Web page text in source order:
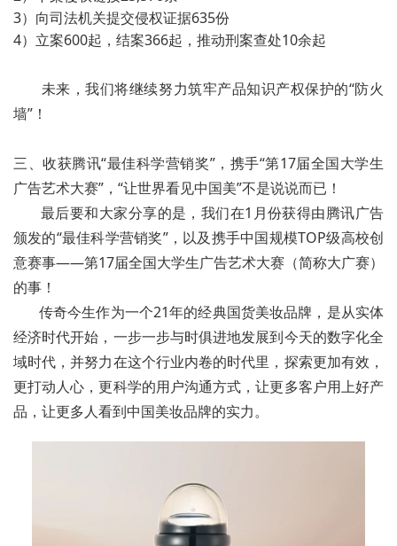
3）向司法机关提交侵权证据635份
4）立案600起，结案366起，推动刑案查处10余起
未来，我们将继续努力筑牢产品知识产权保护的“防火
墙”！
三、收获腾讯“最佳科学营销奖”，携手“第17届全国大学生
广告艺术大赛”，“让世界看见中国美”不是说说而已！
最后要和大家分享的是，我们在1月份获得由腾讯广告
颁发的“最佳科学营销奖”，以及携手中国规模TOP级高校创
意赛事——第17届全国大学生广告艺术大赛（简称大广赛）
的事！
传奇今生作为一个21年的经典国货美妆品牌，是从实体
经济时代开始，一步一步与时俱进地发展到今天的数字化全
域时代，并努力在这个行业内卷的时代里，探索更加有效，
更打动人心，更科学的用户沟通方式，让更多客户用上好产
品，让更多人看到中国美妆品牌的实力。